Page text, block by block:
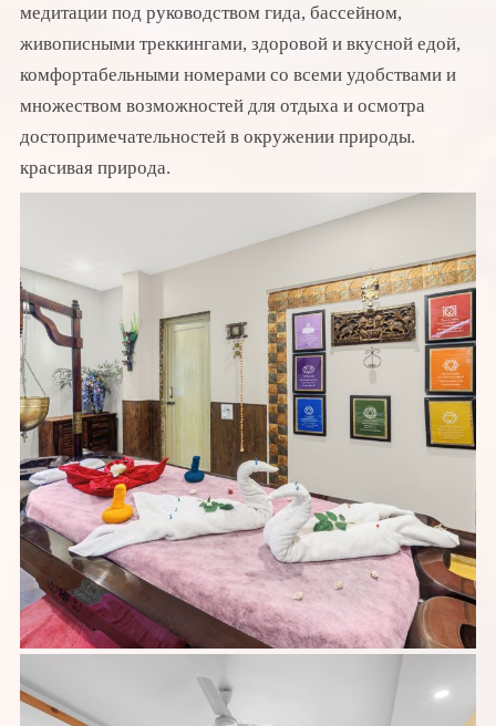
медитации под руководством гида, бассейном,
живописными треккингами, здоровой и вкусной едой,
комфортабельными номерами со всеми удобствами и
множеством возможностей для отдыха и осмотра
достопримечательностей в окружении природы.
красивая природа.